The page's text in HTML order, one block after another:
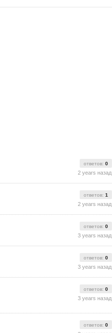
ответов: 0
2 years назад
ответов: 1
2 years назад
ответов: 0
3 years назад
ответов: 0
3 years назад
ответов: 0
3 years назад
ответов: 0